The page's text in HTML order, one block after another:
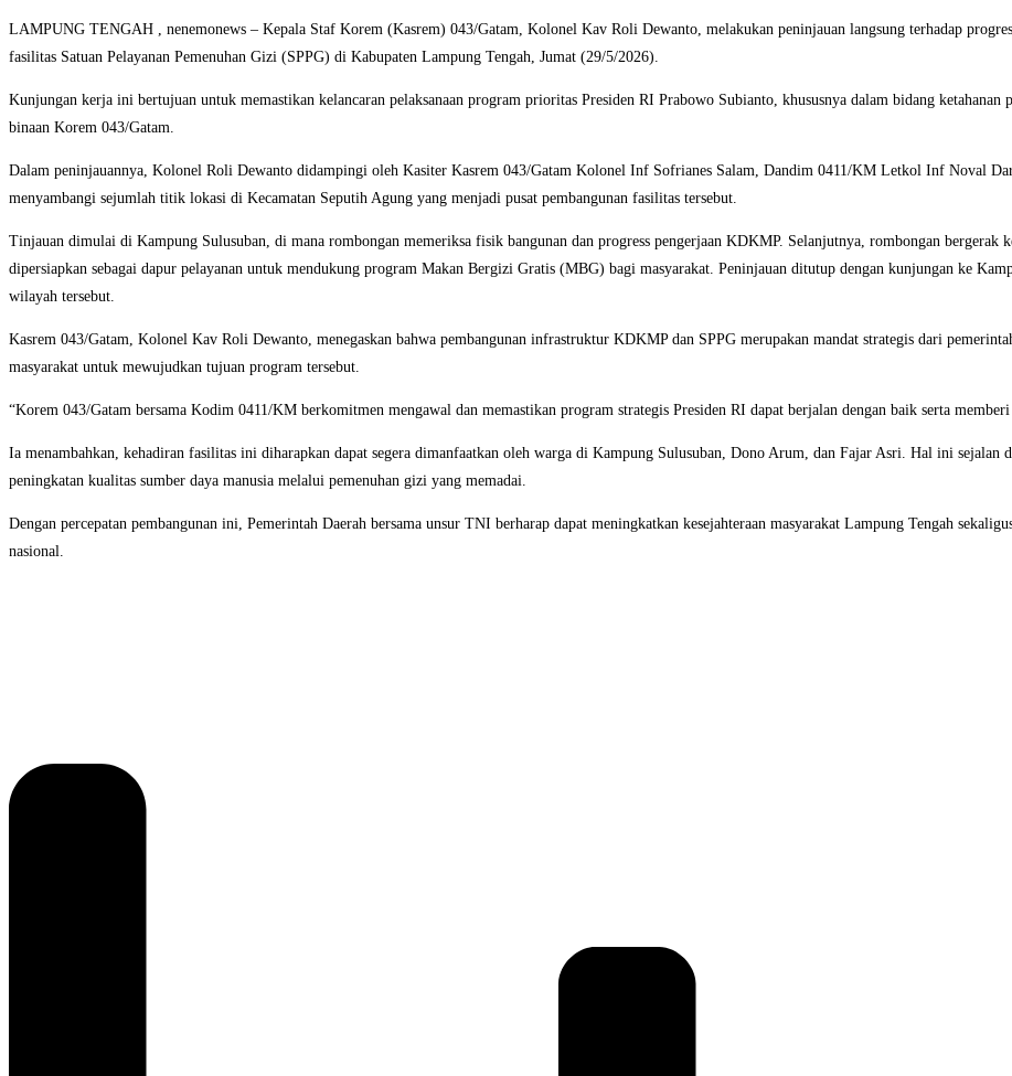
LAMPUNG TENGAH , nenemonews – Kepala Staf Korem (Kasrem) 043/Gatam, Kolonel Kav Roli Dewanto, melakukan peninjauan langsung terhadap
fasilitas Satuan Pelayanan Pemenuhan Gizi (SPPG) di Kabupaten Lampung Tengah, Jumat (29/5/2026).
Kunjungan kerja ini bertujuan untuk memastikan kelancaran pelaksanaan program prioritas Presiden RI Prabowo Subianto, khususnya dalam bidang
binaan Korem 043/Gatam.
Dalam peninjauannya, Kolonel Roli Dewanto didampingi oleh Kasiter Kasrem 043/Gatam Kolonel Inf Sofrianes Salam, Dandim 0411/KM Letkol Inf Noval
menyambangi sejumlah titik lokasi di Kecamatan Seputih Agung yang menjadi pusat pembangunan fasilitas tersebut.
Tinjauan dimulai di Kampung Sulusuban, di mana rombongan memeriksa fisik bangunan dan progress pengerjaan KDKMP. Selanjutnya, rombongan
dipersiapkan sebagai dapur pelayanan untuk mendukung program Makan Bergizi Gratis (MBG) bagi masyarakat. Peninjauan ditutup dengan kunjungan ke
wilayah tersebut.
Kasrem 043/Gatam, Kolonel Kav Roli Dewanto, menegaskan bahwa pembangunan infrastruktur KDKMP dan SPPG merupakan mandat strategis dari
masyarakat untuk mewujudkan tujuan program tersebut.
“Korem 043/Gatam bersama Kodim 0411/KM berkomitmen mengawal dan memastikan program strategis Presiden RI dapat berjalan dengan baik serta
Ia menambahkan, kehadiran fasilitas ini diharapkan dapat segera dimanfaatkan oleh warga di Kampung Sulusuban, Dono Arum, dan Fajar Asri. Hal ini sejalan
peningkatan kualitas sumber daya manusia melalui pemenuhan gizi yang memadai.
Dengan percepatan pembangunan ini, Pemerintah Daerah bersama unsur TNI berharap dapat meningkatkan kesejahteraan masyarakat Lampung Tengah
nasional.